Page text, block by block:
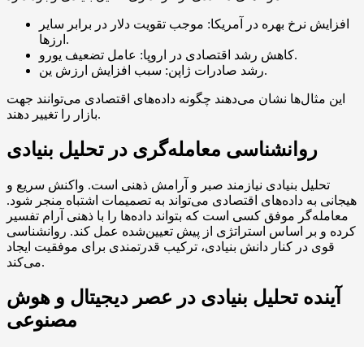
افزایش نرخ بهره در آمریکا: موجب تقویت دلار در برابر سایر
ارزها.
کاهش رشد اقتصادی در اروپا: عامل تضعیف یورو.
رشد صادرات ژاپن: سبب افزایش ارزش ین.
این مثال‌ها نشان می‌دهند چگونه داده‌های اقتصادی می‌توانند جهت
بازار را تغییر دهند.
روانشناسی معامله‌گری در تحلیل بنیادی
تحلیل بنیادی نیازمند صبر و آرامش ذهنی است. واکنش سریع و
هیجانی به داده‌های اقتصادی می‌تواند به تصمیمات اشتباه منجر شود.
معامله‌گر موفق کسی است که بتواند داده‌ها را با ذهنی آرام تفسیر
کرده و بر اساس استراتژی از پیش تعیین‌شده عمل کند. روانشناسی
قوی در کنار دانش بنیادی، ترکیب قدرتمندی برای موفقیت ایجاد
می‌کند.
آینده تحلیل بنیادی در عصر دیجیتال و هوش
مصنوعی